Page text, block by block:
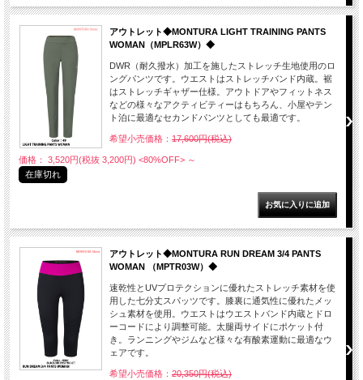
アウトレット◆MONTURA LIGHT TRAINING PANTS
WOMAN（MPLR63W）◆
DWR（耐久撥水）加工を施したストレッチ生地使用のロ
ングパンツです。ウエストはストレッチバンド内蔵。裾
はストレッチギャザー仕様。アウトドアやフィットネス
などの様々なアクティビティーはもちろん、小屋やテン
ト泊に最適なセカンドパンツとしても最適です。
希望小売価格： 17,600円(税込)
価格： 3,520円(税抜 3,200円) <80%OFF> ～
在庫切れ
アウトレット◆MONTURA RUN DREAM 3/4 PANTS
WOMAN （MPTR03W）◆
速乾性とUVプロテクションに優れたストレッチ素材を使
用した七分丈スパッツです。膝裏に通気性に優れたメッ
シュ素材を使用。ウエストはウエストバンド内蔵とドロ
ーコードにより調整可能。太腿両サイドにポケット付
き。ランニングやジムなど様々な有酸素運動に最適なウ
ェアです。
希望小売価格： 20,350円(税込)